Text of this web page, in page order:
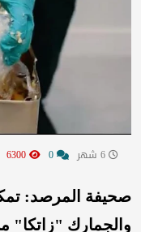
صحيفة المرصد:
والجمارك "زاتكا"